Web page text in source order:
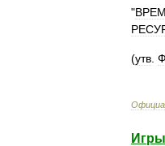
"
(утв